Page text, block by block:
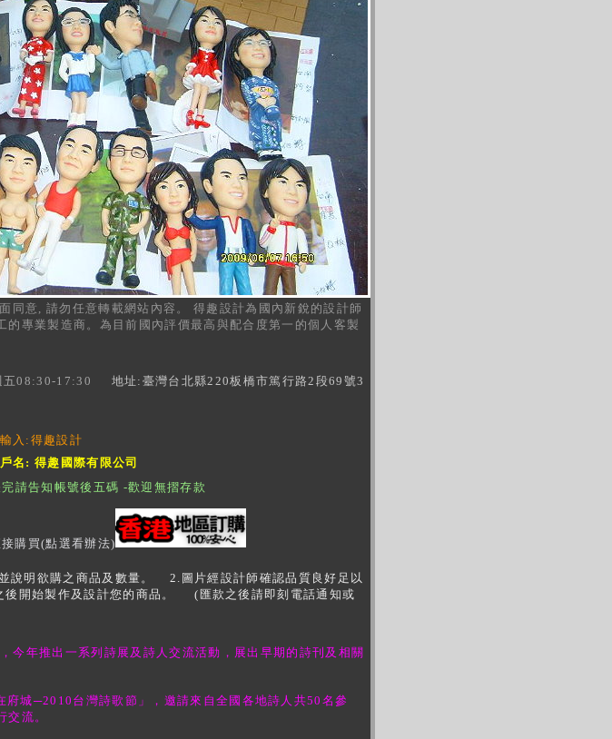
同意 , 請勿任意轉載網站內容。 得趣設計為國內新銳的設計師
專業製造商。 為目前國內評價最高與配合度第一的個人客製
五08:30-17:30 地址 : 臺灣台北縣220板橋市篤行路2 段69 號3
入:得趣設計
戶名: 得趣國際有限公司
請告知帳號後五碼 -歡迎無摺存款
購買(點選看辦法)
說明欲購之商品及數量。 2.圖片經設計師確認品質良好足以
開始製作及設計您的商品。 (匯款之後請即刻電話通知或
今年推出一系列詩展及詩人交流活動，展出早期的詩刊及相關
城─2010台灣詩歌節」，邀請來自全國各地詩人共50名參
流。